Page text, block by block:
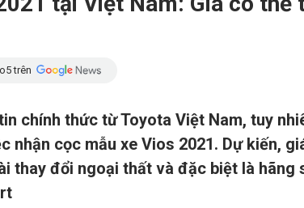
trên
chính thức từ Toyota Việt Nam, tuy
nhận cọc mẫu xe Vios 2021. Dự kiến,
thay đổi ngoại thất và đặc biệt là hãng